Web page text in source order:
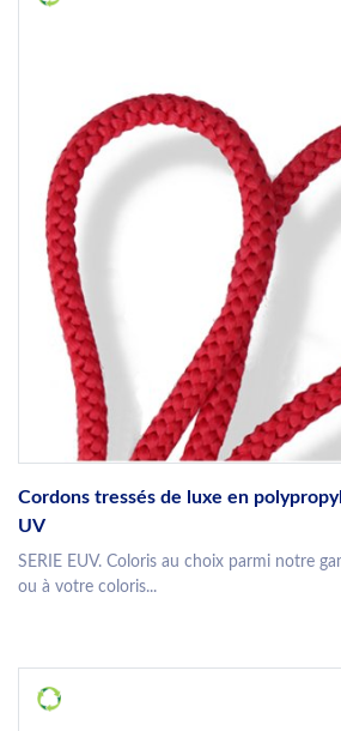
Cordons tressés de luxe en
UV
SERIE EUV. Coloris au choix parmi notre
ou à votre coloris...